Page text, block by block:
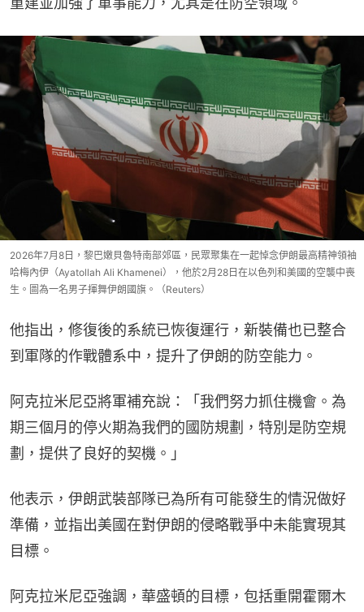
2026年7月8日，黎巴嫩貝魯特南部郊區，民眾聚集在一起悼念伊朗最高精神領袖
哈梅內伊（Ayatollah Ali Khamenei），他於2月28日在以色列和美國的空襲中喪
生。圖為一名男子揮舞伊朗國旗。（Reuters）
他指出，修復後的系統已恢復運行，新裝備也已整合
到軍隊的作戰體系中，提升了伊朗的防空能力。
阿克拉米尼亞將軍補充說：「我們努力抓住機會。為
期三個月的停火期為我們的國防規劃，特別是防空規
劃，提供了良好的契機。」
他表示，伊朗武裝部隊已為所有可能發生的情況做好
準備，並指出美國在對伊朗的侵略戰爭中未能實現其
目標。
阿克拉米尼亞強調，華盛頓的目標，包括重開霍爾木